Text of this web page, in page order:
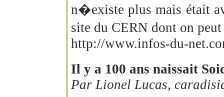
n�existe plus mais était
site du CERN dont on
http://www.infos-du-
Il y a 100 ans naissait
Par Lionel Lucas,